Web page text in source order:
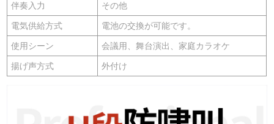
伴奏入力 その他
電気供給方式 電池の交換が可能です。
使用シーン 会議用、舞台演出、家庭カラオケ
揚げ声方式 外付け